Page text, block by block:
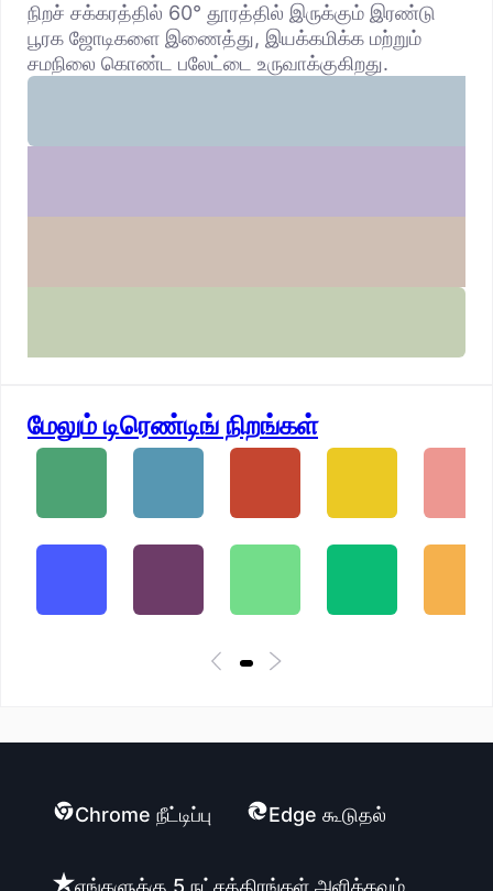
நிறச் சக்கரத்தில் 60° தூரத்தில் இருக்கும் இரண்டு
பூரக ஜோடிகளை இணைத்து, இயக்கமிக்க மற்றும்
சமநிலை கொண்ட பலேட்டை உருவாக்குகிறது.
மேலும் டிரெண்டிங் நிறங்கள்
Chrome நீட்டிப்பு Edge கூடுதல்
எங்களுக்கு 5 நட்சத்திரங்கள் அளிக்கவும்